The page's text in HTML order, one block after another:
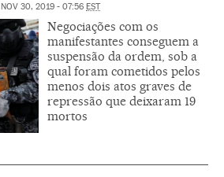
NOV 30, 2019 - 07:56 EST
Negociações com os
manifestantes conseguem a
suspensão da ordem, sob a
qual foram cometidos pelos
menos dois atos graves de
repressão que deixaram 19
mortos